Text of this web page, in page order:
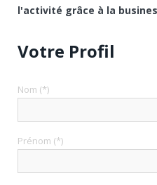
l'activité grâce à la
Votre Profil
Nom (*)
Prénom (*)